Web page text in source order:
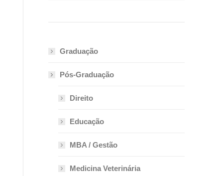
Graduação
Pós-Graduação
Direito
Educação
MBA / Gestão
Medicina Veterinária